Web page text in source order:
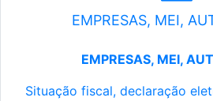
EMPRESAS, MEI,
EMPRESAS, MEI,
Situação fiscal, declaração